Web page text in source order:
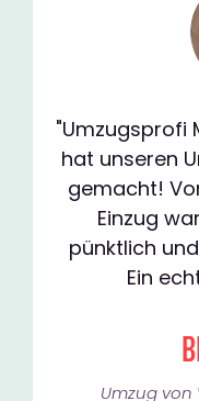
"Umzugsprofi
hat unseren
gemacht!
Einzug
pünktlich
Ein
Umzug von